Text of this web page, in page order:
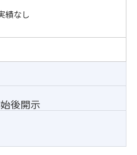
績なし
後開示